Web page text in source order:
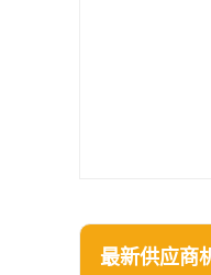
最新供应商